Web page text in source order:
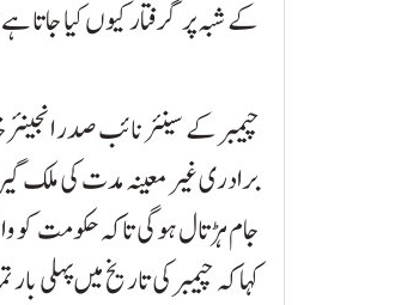
کے شبہ پر گرفتار کیوں کیا
چیمبر کے سینئر نائب صدر انجینئر
برادری غیر معینہ مدت کی ملک گیر
جام ہڑتال ہوگی تاکہ حکومت کو
کہا کہ چیمبر کی تاریخ میں